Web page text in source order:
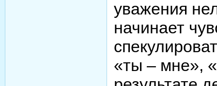
уважения
начинает
«ты – мне»,